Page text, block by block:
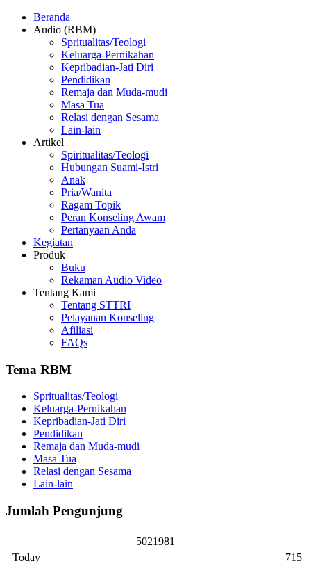
Beranda
Audio (RBM)
Spritualitas/Teologi
Keluarga-Pernikahan
Kepribadian-Jati Diri
Pendidikan
Remaja dan Muda-mudi
Masa Tua
Relasi dengan Sesama
Lain-lain
Artikel
Spiritualitas/Teologi
Hubungan Suami-Istri
Anak
Pria/Wanita
Ragam Topik
Peran Konseling Awam
Pertanyaan Anda
Kegiatan
Produk
Buku
Rekaman Audio Video
Tentang Kami
Tentang STTRI
Pelayanan Konseling
Afiliasi
FAQs
Tema RBM
Spritualitas/Teologi
Keluarga-Pernikahan
Kepribadian-Jati Diri
Pendidikan
Remaja dan Muda-mudi
Masa Tua
Relasi dengan Sesama
Lain-lain
Jumlah Pengunjung
5021981
Today
715